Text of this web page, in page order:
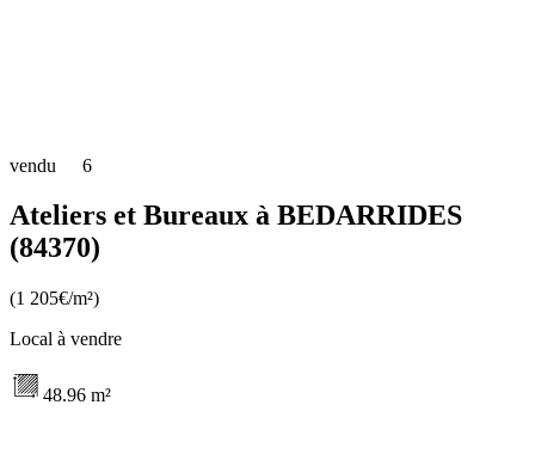
vendu 6
Ateliers et Bureaux à BEDARRIDES
(84370)
(1 205€/m²)
Local à vendre
48.96 m²